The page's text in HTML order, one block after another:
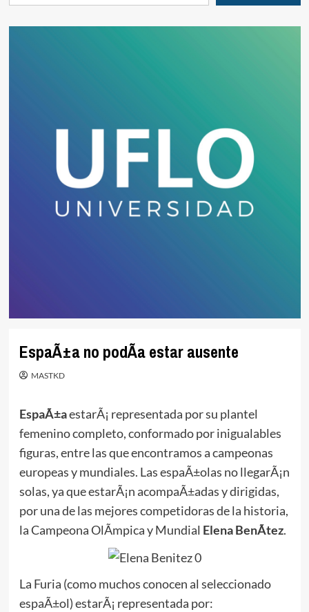
EspaÃ±a no podÃ­a estar ausente
MASTKD
EspaÃ±aestarÃ¡ representada por su plantel
femenino completo, conformado por inigualables
figuras, entre las que encontramos a campeonas
europeas y mundiales. Las espaÃ±olas no llegarÃ¡n
solas, ya que estarÃ¡n acompaÃ±adas y dirigidas,
por una de las mejores competidoras de la historia,
la Campeona OlÃ­mpica y Mundial Elena BenÃ­tez.
La Furia (como muchos conocen al seleccionado
espaÃ±ol) estarÃ¡ representada por: